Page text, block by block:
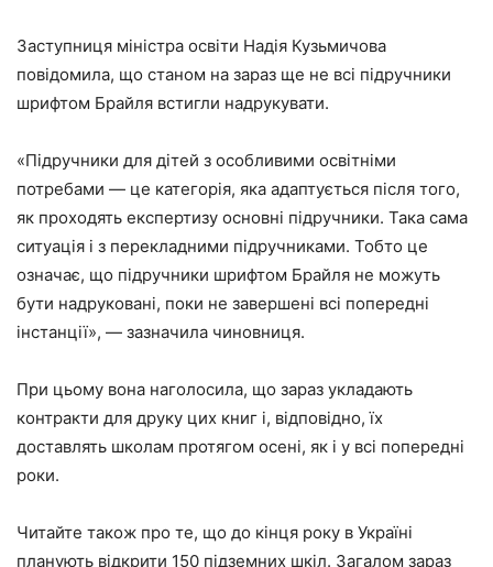
Заступниця міністра освіти Надія Кузьмичова
повідомила, що станом на зараз ще не всі підручники
шрифтом Брайля встигли надрукувати.
«Підручники для дітей з особливими освітніми
потребами — це категорія, яка адаптується після того,
як проходять експертизу основні підручники. Така сама
ситуація і з перекладними підручниками. Тобто це
означає, що підручники шрифтом Брайля не можуть
бути надруковані, поки не завершені всі попередні
інстанції», — зазначила чиновниця.
При цьому вона наголосила, що зараз укладають
контракти для друку цих книг і, відповідно, їх
доставлять школам протягом осені, як і у всі попередні
роки.
Читайте також про те, що до кінця року в Україні
планують відкрити 150 підземних шкіл. Загалом зараз